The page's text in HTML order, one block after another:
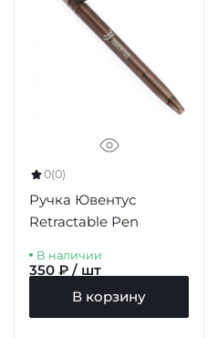
0(0)
Ручка Ювентус
Retractable Pen
В наличии
350 ₽ / шт
В корзину